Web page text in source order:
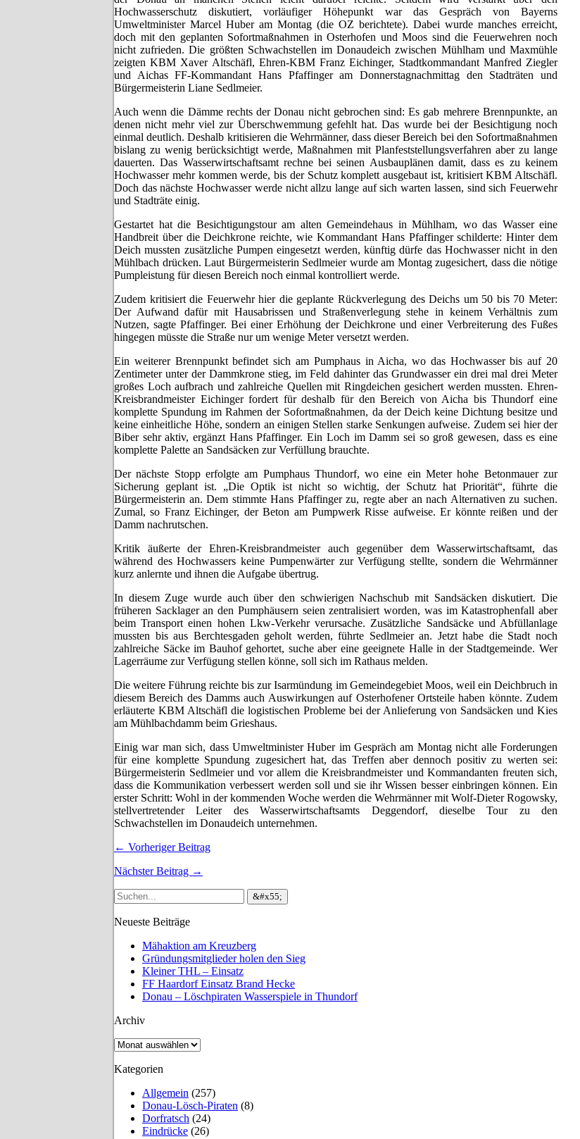
Hochwasserschutz diskutiert, vorläufiger Höhepunkt war das Gespräch von Bayerns
Umweltminister Marcel Huber am Montag (die OZ berichtete). Dabei wurde manches erreicht,
doch mit den geplanten Sofortmaßnahmen in Osterhofen und Moos sind die Feuerwehren noch
nicht zufrieden. Die größten Schwachstellen im Donaudeich zwischen Mühlham und Maxmühle
zeigten KBM Xaver Altschäfl, Ehren-KBM Franz Eichinger, Stadtkommandant Manfred Ziegler
und Aichas FF-Kommandant Hans Pfaffinger am Donnerstagnachmittag den Stadträten und
Bürgermeisterin Liane Sedlmeier.
Auch wenn die Dämme rechts der Donau nicht gebrochen sind: Es gab mehrere Brennpunkte, an
denen nicht mehr viel zur Überschwemmung gefehlt hat. Das wurde bei der Besichtigung noch
einmal deutlich. Deshalb kritisieren die Wehrmänner, dass dieser Bereich bei den Sofortmaßnahmen
bislang zu wenig berücksichtigt werde, Maßnahmen mit Planfeststellungsverfahren aber zu lange
dauerten. Das Wasserwirtschaftsamt rechne bei seinen Ausbauplänen damit, dass es zu keinem
Hochwasser mehr kommen werde, bis der Schutz komplett ausgebaut ist, kritisiert KBM Altschäfl.
Doch das nächste Hochwasser werde nicht allzu lange auf sich warten lassen, sind sich Feuerwehr
und Stadträte einig.
Gestartet hat die Besichtigungstour am alten Gemeindehaus in Mühlham, wo das Wasser eine
Handbreit über die Deichkrone reichte, wie Kommandant Hans Pfaffinger schilderte: Hinter dem
Deich mussten zusätzliche Pumpen eingesetzt werden, künftig dürfe das Hochwasser nicht in den
Mühlbach drücken. Laut Bürgermeisterin Sedlmeier wurde am Montag zugesichert, dass die nötige
Pumpleistung für diesen Bereich noch einmal kontrolliert werde.
Zudem kritisiert die Feuerwehr hier die geplante Rückverlegung des Deichs um 50 bis 70 Meter:
Der Aufwand dafür mit Hausabrissen und Straßenverlegung stehe in keinem Verhältnis zum
Nutzen, sagte Pfaffinger. Bei einer Erhöhung der Deichkrone und einer Verbreiterung des Fußes
hingegen müsste die Straße nur um wenige Meter versetzt werden.
Ein weiterer Brennpunkt befindet sich am Pumphaus in Aicha, wo das Hochwasser bis auf 20
Zentimeter unter der Dammkrone stieg, im Feld dahinter das Grundwasser ein drei mal drei Meter
großes Loch aufbrach und zahlreiche Quellen mit Ringdeichen gesichert werden mussten. Ehren-
Kreisbrandmeister Eichinger fordert für deshalb für den Bereich von Aicha bis Thundorf eine
komplette Spundung im Rahmen der Sofortmaßnahmen, da der Deich keine Dichtung besitze und
keine einheitliche Höhe, sondern an einigen Stellen starke Senkungen aufweise. Zudem sei hier der
Biber sehr aktiv, ergänzt Hans Pfaffinger. Ein Loch im Damm sei so groß gewesen, dass es eine
komplette Palette an Sandsäcken zur Verfüllung brauchte.
Der nächste Stopp erfolgte am Pumphaus Thundorf, wo eine ein Meter hohe Betonmauer zur
Sicherung geplant ist. „Die Optik ist nicht so wichtig, der Schutz hat Priorität“, führte die
Bürgermeisterin an. Dem stimmte Hans Pfaffinger zu, regte aber an nach Alternativen zu suchen.
Zumal, so Franz Eichinger, der Beton am Pumpwerk Risse aufweise. Er könnte reißen und der
Damm nachrutschen.
Kritik äußerte der Ehren-Kreisbrandmeister auch gegenüber dem Wasserwirtschaftsamt, das
während des Hochwassers keine Pumpenwärter zur Verfügung stellte, sondern die Wehrmänner
kurz anlernte und ihnen die Aufgabe übertrug.
In diesem Zuge wurde auch über den schwierigen Nachschub mit Sandsäcken diskutiert. Die
früheren Sacklager an den Pumphäusern seien zentralisiert worden, was im Katastrophenfall aber
beim Transport einen hohen Lkw-Verkehr verursache. Zusätzliche Sandsäcke und Abfüllanlage
mussten bis aus Berchtesgaden geholt werden, führte Sedlmeier an. Jetzt habe die Stadt noch
zahlreiche Säcke im Bauhof gehortet, suche aber eine geeignete Halle in der Stadtgemeinde. Wer
Lagerräume zur Verfügung stellen könne, soll sich im Rathaus melden.
Die weitere Führung reichte bis zur Isarmündung im Gemeindegebiet Moos, weil ein Deichbruch in
diesem Bereich des Damms auch Auswirkungen auf Osterhofener Ortsteile haben könnte. Zudem
erläuterte KBM Altschäfl die logistischen Probleme bei der Anlieferung von Sandsäcken und Kies
am Mühlbachdamm beim Grieshaus.
Einig war man sich, dass Umweltminister Huber im Gespräch am Montag nicht alle Forderungen
für eine komplette Spundung zugesichert hat, das Treffen aber dennoch positiv zu werten sei:
Bürgermeisterin Sedlmeier und vor allem die Kreisbrandmeister und Kommandanten freuten sich,
dass die Kommunikation verbessert werden soll und sie ihr Wissen besser einbringen können. Ein
erster Schritt: Wohl in der kommenden Woche werden die Wehrmänner mit Wolf-Dieter Rogowsky,
stellvertretender Leiter des Wasserwirtschaftsamts Deggendorf, dieselbe Tour zu den
Schwachstellen im Donaudeich unternehmen.
← Vorheriger Beitrag
Nächster Beitrag →
Neueste Beiträge
Mähaktion am Kreuzberg
Gründungsmitglieder holen den Sieg
Kleiner THL – Einsatz
FF Haardorf Einsatz Brand Hecke
Donau – Löschpiraten Wasserspiele in Thundorf
Archiv
Archiv
Kategorien
Allgemein (257)
Donau-Lösch-Piraten (8)
Dorfratsch (24)
Eindrücke (26)